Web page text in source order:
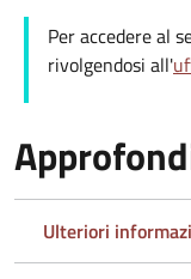
Per accedere al
rivolgendosi all'
Ulteriori